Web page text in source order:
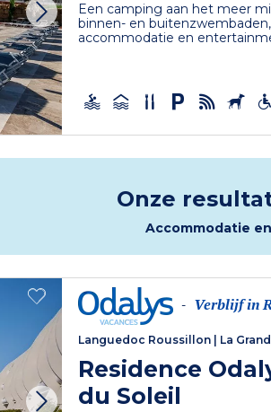
Een camping aan het meer
binnen- en
accommodatie en
Onze
Accommodatie
- Verblijf in
Languedoc Roussillon La
Residence
du Soleil